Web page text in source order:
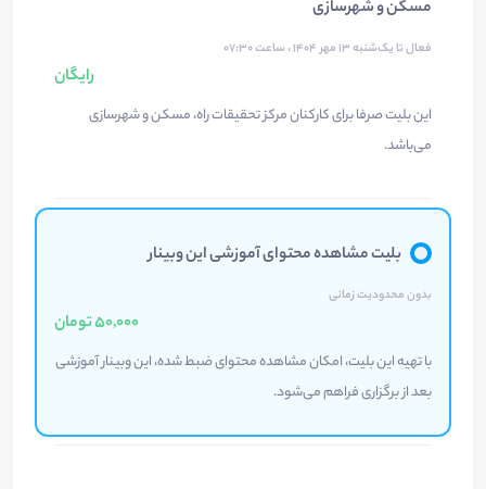
مسکن و شهرسازی
فعال تا یک‌شنبه ۱۳ مهر ۱۴۰۴ ، ساعت ۰۷:۳۰
رایگان
این بلیت صرفا برای کارکنان مرکز تحقیقات راه، مسکن و شهرسازی
می‌باشد.
بلیت مشاهده محتوای آموزشی این وبینار
بدون محدودیت زمانی
50,000 تومان
با تهیه این بلیت، امکان مشاهده محتوای ضبط شده، این وبینار آموزشی
بعد از برگزاری فراهم می‌شود.